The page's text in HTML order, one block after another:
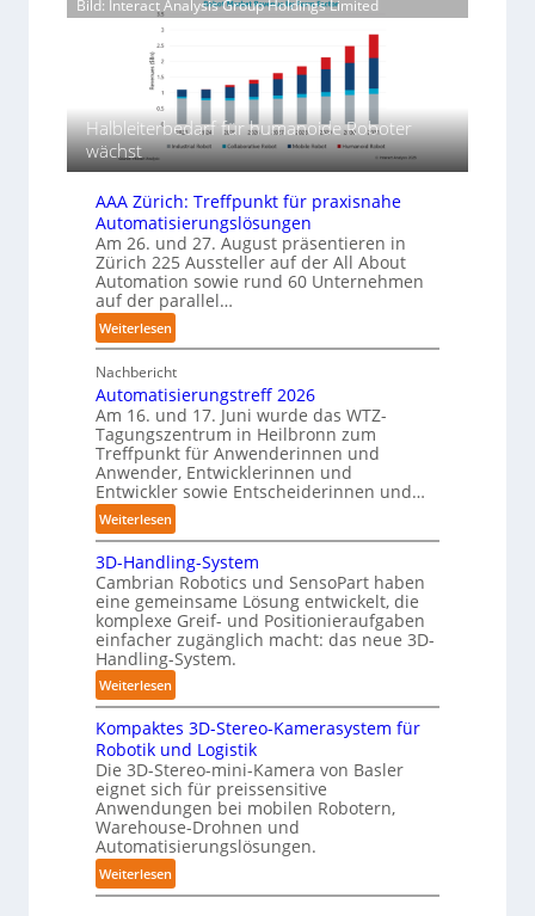
l
f
d
e
F
e
r
t
n
g
e
o
m
e
r
l
a
g
e
r
f
ü
T
a
u
c
h
r
o
b
o
t
e
r
e
p
k
u
n
s
m
a
s
c
h
i
n
e
n
p
e
r
C
o
o
t
e
n
a
b
e
Bild: Interact Analysis Group Holdings Limited
Halbleiterbedarf für humanoide Roboter
wächst
AAA Zürich: Treffpunkt für praxisnahe
Automatisierungslösungen
Am 26. und 27. August präsentieren in
Zürich 225 Aussteller auf der All About
Automation sowie rund 60 Unternehmen
auf der parallel…
Weiterlesen:
A
A
A
Z
ü
r
i
c
h
:
T
r
e
f
f
p
u
n
k
t
f
ü
r
p
r
Nachbericht
Automatisierungstreff 2026
Am 16. und 17. Juni wurde das WTZ-
Tagungszentrum in Heilbronn zum
Treffpunkt für Anwenderinnen und
Anwender, Entwicklerinnen und
Entwickler sowie Entscheiderinnen und…
Weiterlesen:
A
u
t
o
m
a
t
i
s
i
e
r
u
n
g
s
3D-Handling-System
Cambrian Robotics und SensoPart haben
eine gemeinsame Lösung entwickelt, die
komplexe Greif- und Positionieraufgaben
einfacher zugänglich macht: das neue 3D-
Handling-System.
Weiterlesen:
3
D
-
H
a
n
d
l
i
Kompaktes 3D-Stereo-Kamerasystem für
Robotik und Logistik
Die 3D-Stereo-mini-Kamera von Basler
eignet sich für preissensitive
Anwendungen bei mobilen Robotern,
Warehouse-Drohnen und
Automatisierungslösungen.
Weiterlesen:
K